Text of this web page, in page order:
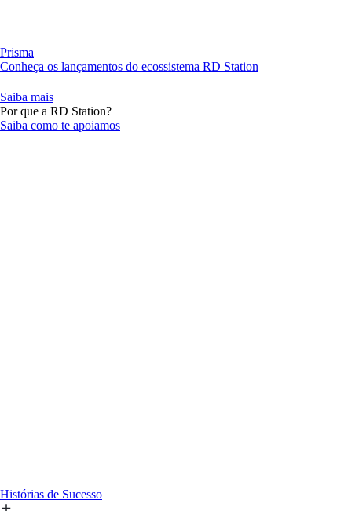
Prisma
Conheça os lançamentos do ecossistema RD Station
Saiba mais
Por que a RD Station?
Saiba como te apoiamos
Histórias de Sucesso